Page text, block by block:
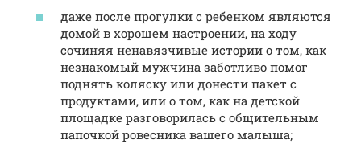
даже после прогулки с ребенком являются
домой в хорошем настроении, на ходу
сочиняя ненавязчивые истории о том, как
незнакомый мужчина заботливо помог
поднять коляску или донести пакет с
продуктами, или о том, как на детской
площадке разговорилась с общительным
папочкой ровесника вашего малыша;